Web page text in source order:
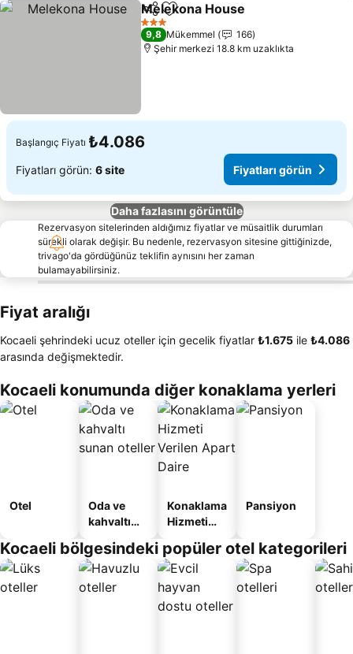
PaylaşFavorilerime ekle
Melekona House
3 Yıldız
9,8 Mükemmel
166
Şehir merkezi 18.8 km uzaklıkta
Başlangıç Fiyatı ₺4.086
Fiyatları görün: 6 site Fiyatları görün
Daha fazlasını görüntüle
Rezervasyon sitelerinden aldığımız fiyatlar ve müsaitlik durumları
sürekli olarak değişir. Bu nedenle, rezervasyon sitesine gittiğinizde,
trivago'da gördüğünüz teklifin aynısını her zaman
bulamayabilirsiniz.
Fiyat aralığı
Kocaeli şehrindeki ucuz oteller için gecelik fiyatlar ‎₺1.675 ile ‎₺4.086
arasında değişmektedir.
Kocaeli konumunda diğer konaklama yerleri
Otel
Oda ve
kahvaltı
oteller
Konaklama
Hizmeti
Apart
Daire
Pansiyon
Kocaeli bölgesindeki popüler otel kategorileri